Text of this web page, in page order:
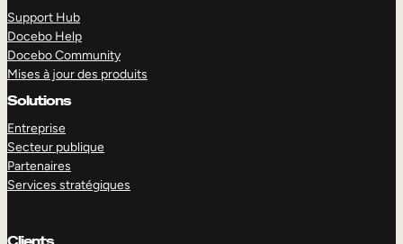
Support Hub
Docebo Help
Docebo Community
Mises à jour des produits
Solutions
Entreprise
Secteur publique
Partenaires
Services stratégiques